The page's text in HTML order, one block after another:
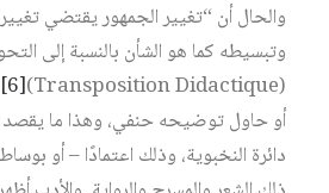
والحال أن “تغيير الجمهور يقتضي
وتبسيطه كما هو الشأن بالنسبة إلى
(Transposition Didactique)
[6]
أو حاول توضيحه حنفي، وهذا ما يقصد
دائرة النخبوية، وذلك اعتمادًا – أو